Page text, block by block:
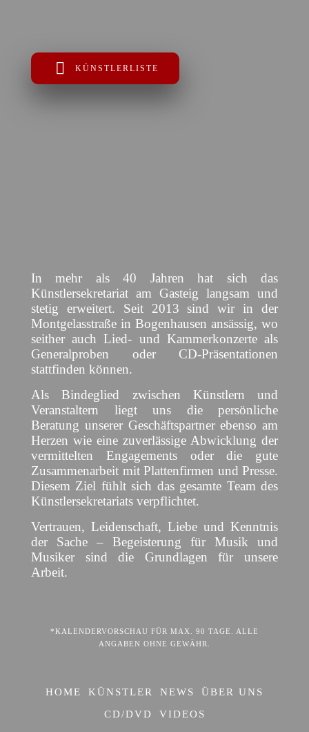
KÜNSTLERLISTE
In mehr als 40 Jahren hat sich das
Künstlersekretariat am Gasteig langsam und
stetig erweitert. Seit 2013 sind wir in der
Montgelasstraße in Bogenhausen ansässig, wo
seither auch Lied- und Kammerkonzerte als
Generalproben oder CD-Präsentationen
stattfinden können.
Als Bindeglied zwischen Künstlern und
Veranstaltern liegt uns die persönliche
Beratung unserer Geschäftspartner ebenso am
Herzen wie eine zuverlässige Abwicklung der
vermittelten Engagements oder die gute
Zusammenarbeit mit Plattenfirmen und Presse.
Diesem Ziel fühlt sich das gesamte Team des
Künstlersekretariats verpflichtet.
Vertrauen, Leidenschaft, Liebe und Kenntnis
der Sache – Begeisterung für Musik und
Musiker sind die Grundlagen für unsere
Arbeit.
*KALENDERVORSCHAU FÜR MAX. 90 TAGE. ALLE
ANGABEN OHNE GEWÄHR.
HOME KÜNSTLER NEWS
ÜBER UNS
CD/DVD
VIDEOS